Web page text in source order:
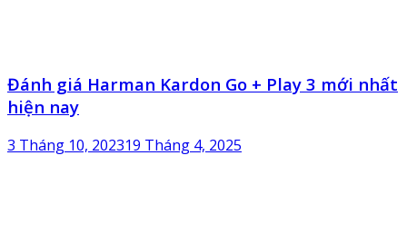
Đánh giá Harman Kardon Go + Play 3 mới nhất
hiện nay
3 Tháng 10, 202319 Tháng 4, 2025